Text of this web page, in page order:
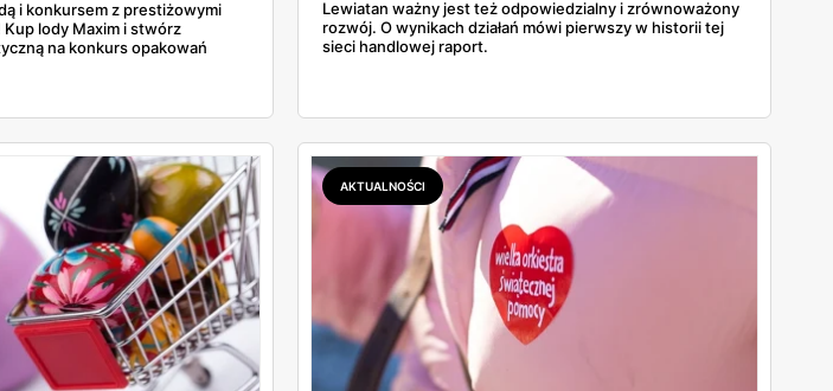
i konkursem z prestiżowymi
lody Maxim i stwórz
na konkurs opakowań
Lewiatan ważny jest też odpowiedzialny i zrównoważony
rozwój. O wynikach działań mówi pierwszy w historii tej
sieci handlowej raport.
AKTUALNOŚCI